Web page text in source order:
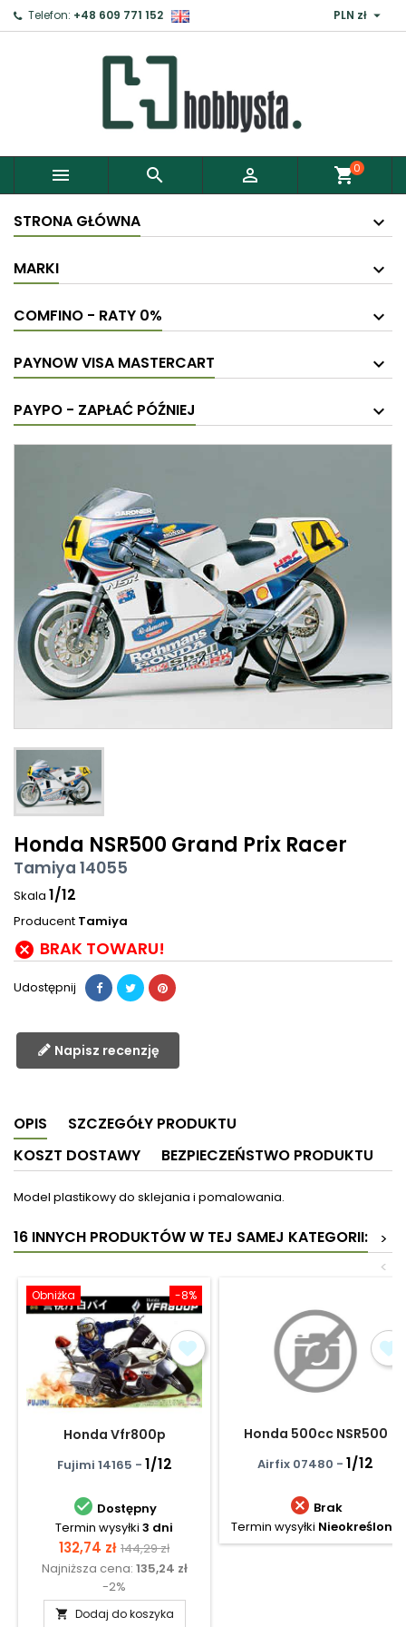
Telefon: +48 609 771 152 PLN zł 
   shopping_cart0
STRONA GŁÓWNA
MARKI
COMFINO - RATY 0%
PAYNOW VISA MASTERCART
PAYPO - ZAPŁAĆ PÓŹNIEJ
Honda NSR500 Grand Prix Racer
Tamiya 14055
Skala 1/12
Producent Tamiya
 BRAK TOWARU!
Udostępnij
Napisz recenzję
OPIS
SZCZEGÓŁY PRODUKTU
KOSZT DOSTAWY
BEZPIECZEŃSTWO PRODUKTU
Model plastikowy do sklejania i pomalowania.
16 INNYCH PRODUKTÓW W TEJ SAMEJ KATEGORII:
>
<
-8%
Obniżka
Honda Vfr800p
Fujimi 14165 - 1/12
 Dostępny
Termin wysyłki 3 dni
Cena
132,74 zł Cena
podstawowa
144,29 zł
Najniższa cena: 135,24 zł
-2%
 Dodaj do koszyka
Honda 500cc NSR500
Airfix 07480 - 1/12
 Brak
Termin wysyłki Nieokreślony